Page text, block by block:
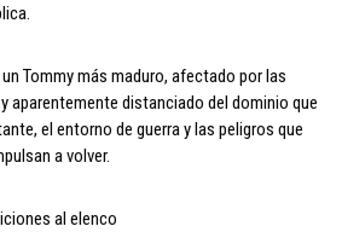
Tommy más maduro, afectado por las
aparentemente distanciado del dominio que
el entorno de guerra y las peligros que
a volver.
al elenco